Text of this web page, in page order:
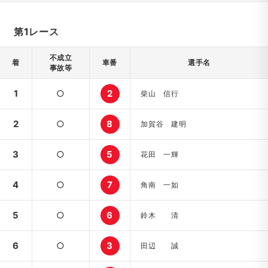
第1レース
着
不成立
事故等
車番 選手名
1 ○ 2 柴山 信行
2 ○ 8 加賀谷 建明
3 ○ 5 花田 一輝
4 ○ 7 角南 一如
5 ○ 6 鈴木 清
6 ○ 3 田辺 誠